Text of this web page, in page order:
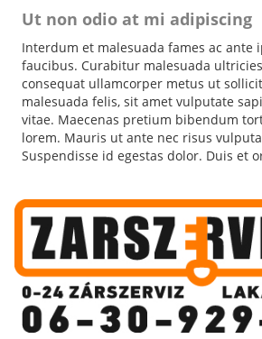
Ut non odio at mi adipiscing
Interdum et malesuada fames ac ante
faucibus. Curabitur malesuada
consequat ullamcorper metus ut
malesuada felis, sit amet vulputate
vitae. Maecenas pretium bibendum
lorem. Mauris ut ante nec risus
Suspendisse id egestas dolor. Duis et